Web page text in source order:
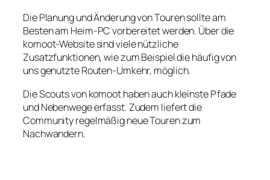
Die Planung und Änderung von Touren sollte am
Besten am Heim-PC vorbereitet werden. Über die
komoot-Website sind viele nützliche
Zusatzfunktionen, wie zum Beispiel die häufig von
uns genutzte Routen-Umkehr, möglich.
Die Scouts von komoot haben auch kleinste Pfade
und Nebenwege erfasst. Zudem liefert die
Community regelmäßig neue Touren zum
Nachwandern.